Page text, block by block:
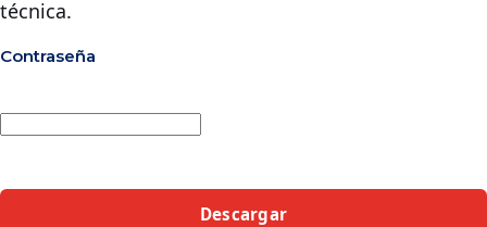
técnica.
Contraseña
Descargar